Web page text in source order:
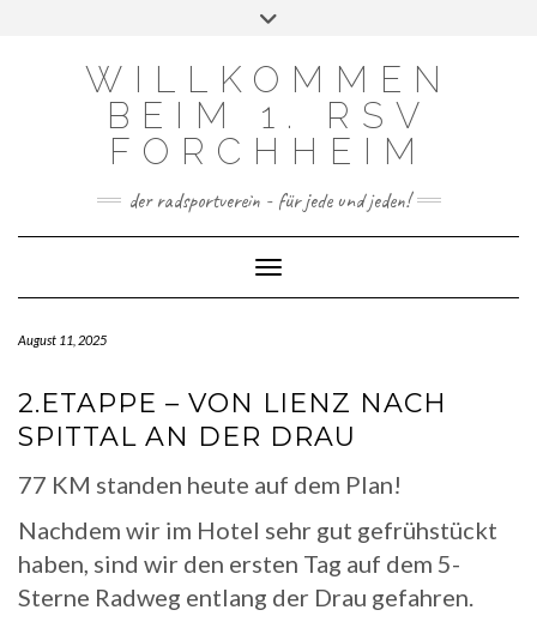
FACEBOOK
INSTAGRAM
WILLKOMMEN
BEIM 1. RSV
FORCHHEIM
der radsportverein - für jede und jeden!
Toggle Navigation
August 11, 2025
2.ETAPPE – VON LIENZ NACH
SPITTAL AN DER DRAU
77 KM standen heute auf dem Plan!
Nachdem wir im Hotel sehr gut gefrühstückt
haben, sind wir den ersten Tag auf dem 5-
Sterne Radweg entlang der Drau gefahren.